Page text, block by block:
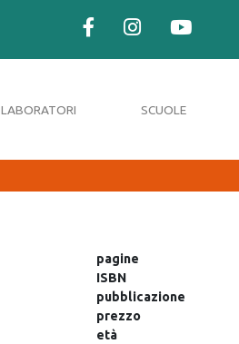
LABORATORI SCUOLE
pagine
ISBN
pubblicazione
prezzo
età